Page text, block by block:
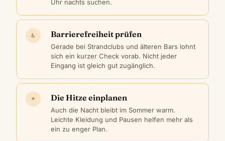
Uhr nachts suchen.
♿ Barrierefreiheit prüfen
Gerade bei Strandclubs und älteren Bars lohnt
sich ein kurzer Check vorab. Nicht jeder
Eingang ist gleich gut zugänglich.
☀ Die Hitze einplanen
Auch die Nacht bleibt im Sommer warm.
Leichte Kleidung und Pausen helfen mehr als
ein zu enger Plan.